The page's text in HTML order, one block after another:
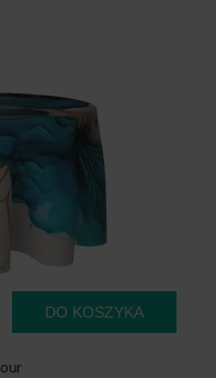
DO KOSZYKA